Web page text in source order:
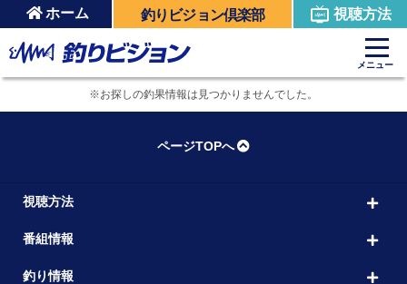
ホーム 釣りビジョン倶楽部 視聴方法
メニュー
※お探しの釣果情報は見つかりませんでした。
ページTOPへ
視聴方法
番組情報
釣り情報